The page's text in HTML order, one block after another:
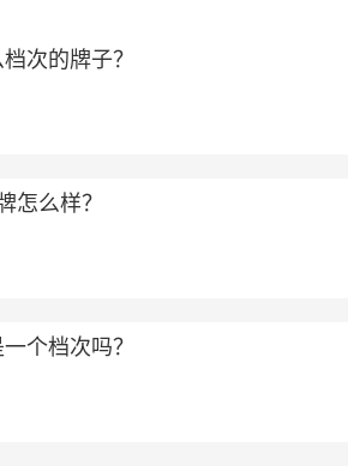
次的牌子？
怎么样？
个档次吗？